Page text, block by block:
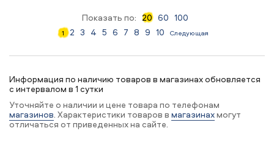
Показать по: 20 60 100
1 2 3 4 5 6 7 8 9 10 Следующая
Информация по наличию товаров в магазинах обновляется
с интервалом в 1 сутки
Уточняйте о наличии и цене товара по телефонам
магазинов. Характеристики товаров в магазинахмогут
отличаться от приведенных на сайте.